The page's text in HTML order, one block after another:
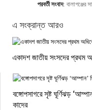
পরবর্তী সংবাদ: বালাগঞ্জের
এ সংক্রান্ত আরও
একাদশ জাতীয় সংসদের প্রথম
বঙ্গোপসাগরে সৃষ্ট ঘূর্ণিঝড়
কাদের